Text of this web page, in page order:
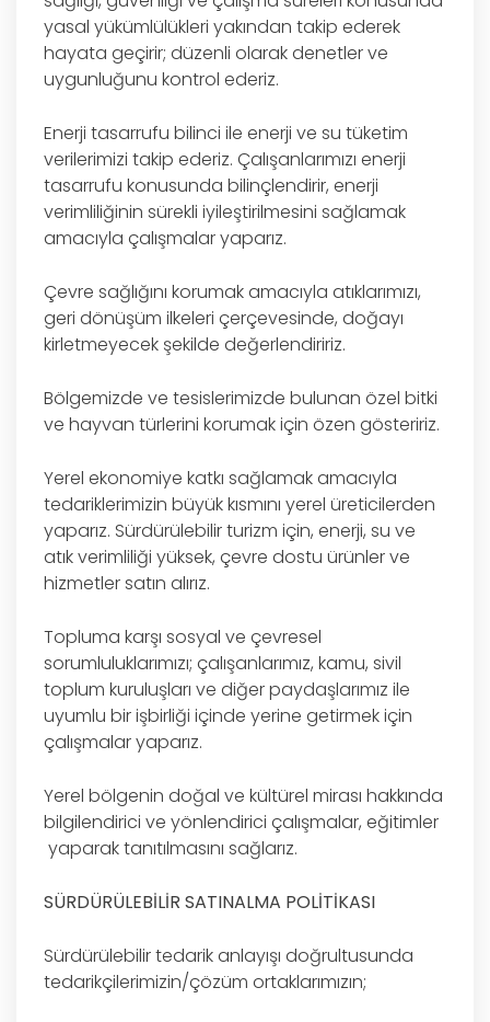
yasal yükümlülükleri yakından takip ederek
hayata geçirir; düzenli olarak denetler ve
uygunluğunu kontrol ederiz.
Enerji tasarrufu bilinci ile enerji ve su tüketim
verilerimizi takip ederiz. Çalışanlarımızı enerji
tasarrufu konusunda bilinçlendirir, enerji
verimliliğinin sürekli iyileştirilmesini sağlamak
amacıyla çalışmalar yaparız.
Çevre sağlığını korumak amacıyla atıklarımızı,
geri dönüşüm ilkeleri çerçevesinde, doğayı
kirletmeyecek şekilde değerlendiririz.
Bölgemizde ve tesislerimizde bulunan özel bitki
ve hayvan türlerini korumak için özen gösteririz.
Yerel ekonomiye katkı sağlamak amacıyla
tedariklerimizin büyük kısmını yerel üreticilerden
yaparız. Sürdürülebilir turizm için, enerji, su ve
atık verimliliği yüksek, çevre dostu ürünler ve
hizmetler satın alırız.
Topluma karşı sosyal ve çevresel
sorumluluklarımızı; çalışanlarımız, kamu, sivil
toplum kuruluşları ve diğer paydaşlarımız ile
uyumlu bir işbirliği içinde yerine getirmek için
çalışmalar yaparız.
Yerel bölgenin doğal ve kültürel mirası hakkında
bilgilendirici ve yönlendirici çalışmalar, eğitimler
yaparak tanıtılmasını sağlarız.
SÜRDÜRÜLEBİLİR SATINALMA POLİTİKASI
Sürdürülebilir tedarik anlayışı doğrultusunda
tedarikçilerimizin/çözüm ortaklarımızın;